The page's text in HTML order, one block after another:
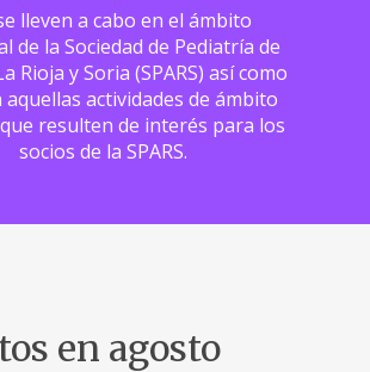
lleven a cabo en el ámbito
de la Sociedad de Pediatría de
Rioja y Soria (SPARS) así como
actividades de ámbito
resulten de interés para los
socios de la SPARS.
en agosto